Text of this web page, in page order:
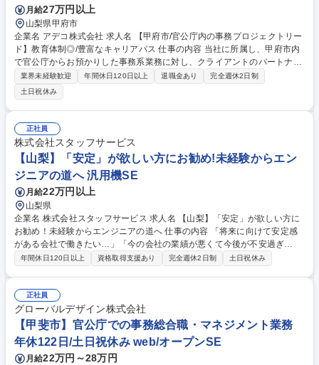
月給27万円以上
山梨県甲府市
企業名 アデコ株式会社 求人名 【甲府市/官公庁内の事務プロジェクトリー
ド】教育体制◎/豊富なキャリアパス 仕事の内容 当社に所属し、甲府市内
で官公庁からお預かりした事務系業務に対し、クライアントのパートナー
としてプロジェクト運営・オペレーション改善・実業務を担う組織のマネ
ジメントなどをお任せします。 ★マネジメント力やコンサルティングスキ
ルなど、ご意向に合わせ様々なスキル・専門性が身につく環境です！ ＜業
務管理＞■現場業務の運営、プロジェクトの進捗管理、オペレーションの
確立 ■クライアント課題へのコンサルティング（DXなど） ＜労務管理＞■
スタッフの採用・教育 ＜収支管理＞■収支予測、収支改善に向けた改善案
立案 募集職種 【甲府市/官公庁内の事務プロジェクトリード】教育体制◎/
豊富なキャリアパス
業界未経験歓迎 年間休日120日以上 退職金あり
完全週休2日制
土日祝休み
正社員
株式会社スタッフサービス
【山梨】「安定」が欲しい方にお勧め!未経験からエン
ジニアの道へ 汎用機SE
月給22万円以上
山梨県
企業名 株式会社スタッフサービス 求人名 【山梨】「安定」が欲しい方に
お勧め！未経験からエンジニアの道へ 仕事の内容 「将来に向けて安定感
がある会社で働きたい…」「今の会社の業績が悪くて今後が不安過ぎ
る…」と思ったことはありませんか？ 当社エンジニア職はそんな不安が払
まで様々な種類がございますが、個々の適性やご希望を踏まえて、最適な
案件で勤務いただきながら成長をサポートします！（面接選考にて希望や
適性のマッチングを実施） 「なぜ安定や手に職を得られるのか？」メリッ
トは下記の【必要な能力・経験】と【制度・福利厚生備考】をご覧くださ
い。 募集職種 【山梨】「安定」が欲しい方にお勧め！未経験からエンジ
ニアの道へ
年間休日120日以上 資格取得支援あり 完全週休2日制 土日祝休み
正社員
グローバルデザイン株式会社
【甲斐市】官公庁での事務総合職・マネジメント業務
年休122日/土日祝休み web/オープンSE
月給22万円～28万円